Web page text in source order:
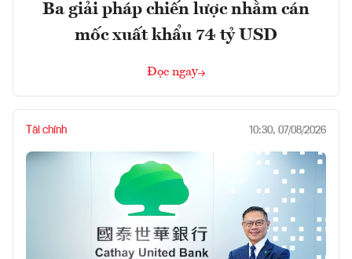
Ba giải pháp chiến lược nhằm cán
mốc xuất khẩu 74 tỷ USD
Đọc ngay
Tài chính 10:30, 07/08/2026